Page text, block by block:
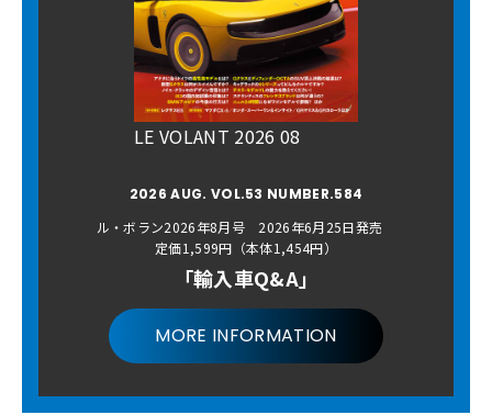
LE VOLANT 2026 08
2026 AUG. VOL.53 NUMBER.584
ル・ボラン2026年8月号 2026年6月25日発売
定価1,599円（本体1,454円）
「輸入車Q&A」
MORE INFORMATION